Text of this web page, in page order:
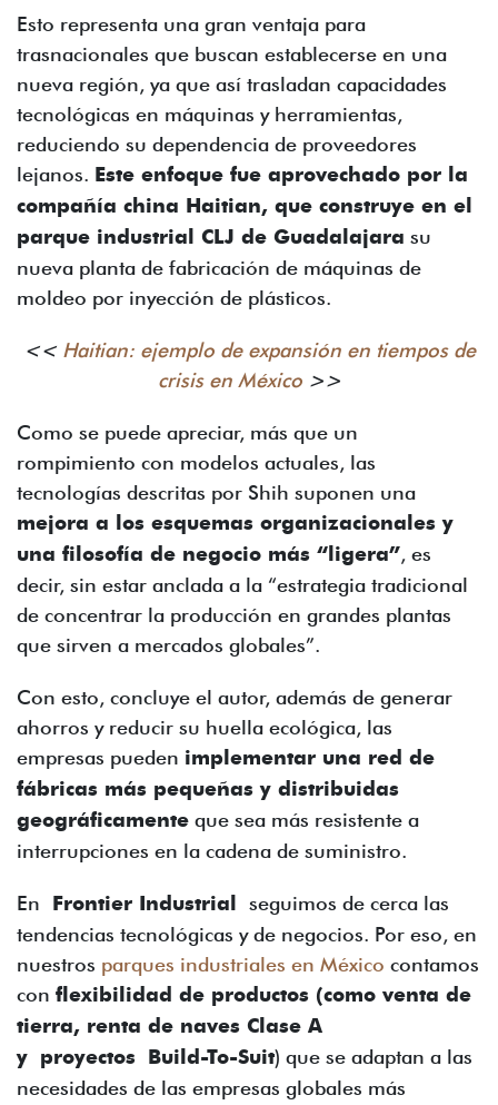
Esto representa una gran ventaja para
trasnacionales que buscan establecerse en una
nueva región, ya que así trasladan capacidades
tecnológicas en máquinas y herramientas,
reduciendo su dependencia de proveedores
lejanos. Este enfoque fue aprovechado por la
compañía china Haitian, que construye en el
parque industrial CLJ de Guadalajara su
nueva planta de fabricación de máquinas de
moldeo por inyección de plásticos.
<< Haitian: ejemplo de expansión en tiempos de
crisis en México>>
Como se puede apreciar, más que un
rompimiento con modelos actuales, las
tecnologías descritas por Shih suponen una
mejora a los esquemas organizacionales y
una filosofía de negocio más “ligera”, es
decir, sin estar anclada a la “estrategia tradicional
de concentrar la producción en grandes plantas
que sirven a mercados globales”.
Con esto, concluye el autor, además de generar
ahorros y reducir su huella ecológica, las
empresas pueden implementar una red de
fábricas más pequeñas y distribuidas
geográficamente que sea más resistente a
interrupciones en la cadena de suministro.
En Frontier Industrial
seguimos de cerca las
tendencias tecnológicas y de negocios. Por eso, en
nuestros parques industriales en México contamos
con flexibilidad de productos (como venta de
tierra, renta de naves Clase A
y proyectos Build-To-Suit) que se adaptan a las
necesidades de las empresas globales más